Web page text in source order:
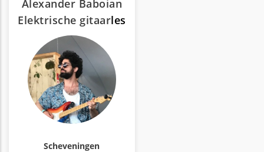
Alexander Baboian
Elektrische gitaarles
Scheveningen